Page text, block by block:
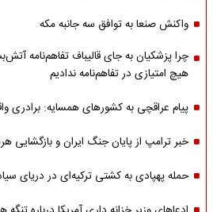
واکنش صنعا به توافق سه جانبه مکه
چرا پزشکیان به جای قالیباف تفاهم‌نامه
هیچ امتیازی در تفاهم‌نامه ندادیم
پیام عراقچی به کشورهای همسایه: برادری
خبر ترامپ از پایان جنگ ایران و بازگشایی
حمله پهپادی به کشتی ترکیه‌ای در دریای